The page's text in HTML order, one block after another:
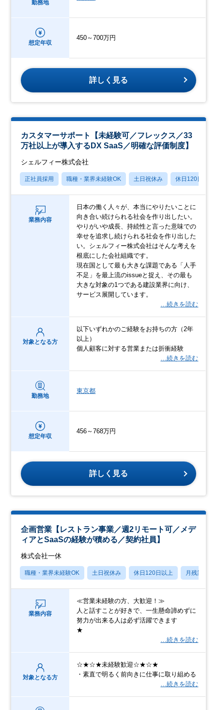
勤務地
想定年収
450～700万円
詳しく見る
カスタマーサポート【未経験可／フレックス／33
万社以上が導入するDX SaaS／明確な評価制度】
シェルフィー株式会社
正社員採用 職種・業界未経験OK 土日祝休み 休日120日以上
業務内容
日本の働く人々が、本当にやりたいことに
向き合い続けられる社会を作り出したい。
やりがいや成長、持続性と言った意味での
幸せを追求し続けられる社会を作り出した
い。シェルフィー株式会社はそんな考えを
根底にした会社組織です。
現在国として最も大きな課題である「人手
不足」を最上流のissueと捉え、その最も
大きな対象の1つである建設業界に向け、
サービス展開しています。
…続きを読む
対象となる方
以下いずれかのご経験をお持ちの方（2年
以上）
個人顧客に対する営業または折衝経験
…続きを読む
勤務地
東京都
想定年収
456～768万円
詳しく見る
企画営業【レストラン事業／週2リモート可／メデ
ィアとSaaSの経験が積める／契約社員】
株式会社一休
職種・業界未経験OK 土日祝休み 休日120日以上 月残業20
業務内容
≪営業未経験の方、大歓迎！≫
人と話すことが好きで、一生懸命諦めずに
努力が出来る人は必ず活躍できます
★
…続きを読む
対象となる方
☆★☆★未経験歓迎☆★☆★
・素直で明るく前向きに仕事に取り組める
…続きを読む